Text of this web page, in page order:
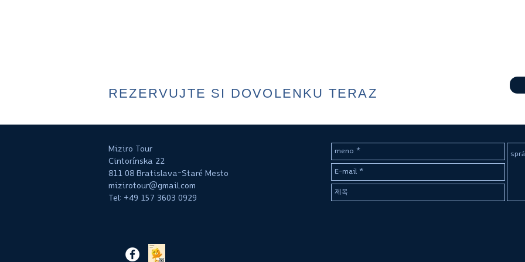
REZERVUJTE SI DOVOLENKU TERAZ
Miziro Tour
Cintorínska 22
811 08 Bratislava-Staré Mesto
mizirotour@gmail.com
Tel: +49 157 3603 0929